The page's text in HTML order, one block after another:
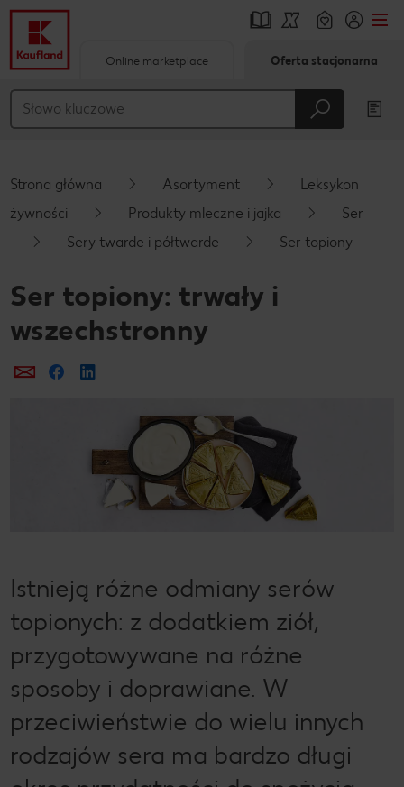
Główna treść
Pływający pasek boczny
Online marketplace Oferta stacjonarna
Strona główna Asortyment
Leksykon
żywności
Produkty mleczne i jajka
Ser
Sery twarde i półtwarde
Ser topiony
Ser topiony: trwały i
wszechstronny
Prześlij e-mailem
Udostępnij na Facebooku
Istnieją różne odmiany serów
topionych: z dodatkiem ziół,
przygotowywane na różne
sposoby i doprawiane. W
przeciwieństwie do wielu innych
rodzajów sera ma bardzo długi